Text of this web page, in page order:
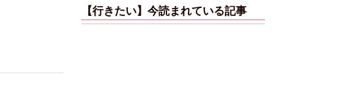
【行きたい】今読まれている記事